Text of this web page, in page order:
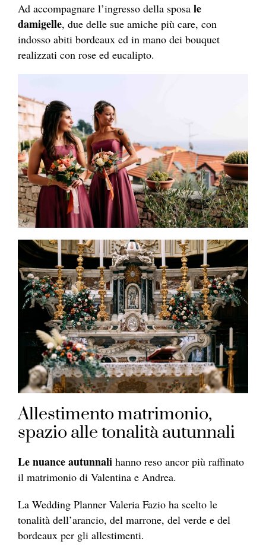
Ad accompagnare l’ingresso della sposa le
damigelle, due delle sue amiche più care, con
indosso abiti bordeaux ed in mano dei bouquet
realizzati con rose ed eucalipto.
Allestimento matrimonio,
spazio alle tonalità autunnali
Le nuance autunnali hanno reso ancor più raffinato
il matrimonio di Valentina e Andrea.
La Wedding Planner Valeria Fazio ha scelto le
tonalità dell’arancio, del marrone, del verde e del
bordeaux per gli allestimenti.